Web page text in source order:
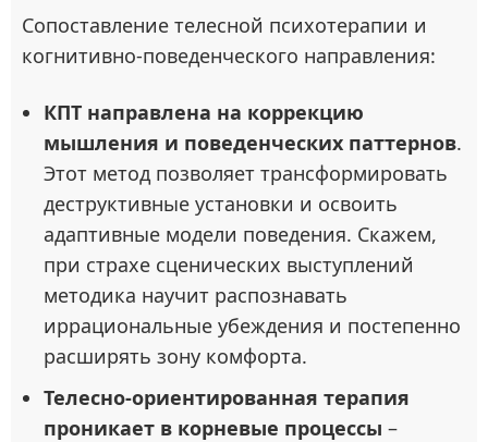
Сопоставление телесной психотерапии и
когнитивно-поведенческого направления:
КПТ направлена на коррекцию
мышления и поведенческих паттернов.
Этот метод позволяет трансформировать
деструктивные установки и освоить
адаптивные модели поведения. Скажем,
при страхе сценических выступлений
методика научит распознавать
иррациональные убеждения и постепенно
расширять зону комфорта.
Телесно-ориентированная терапия
проникает в корневые процессы –